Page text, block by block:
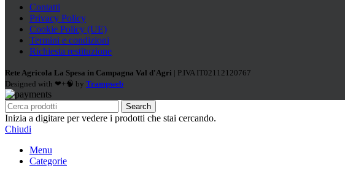
Contatti
Privacy Policy
Cookie Policy (UE)
Termini e condizioni
Richiesta restituzione
Rete Agricola La Spesa in Campagna Val d'Agri | P.IVA IT02112120767
Designed with ❤+🧠 by Trampweb
Search
Inizia a digitare per vedere i prodotti che stai cercando.
Chiudi
Menu
Categorie